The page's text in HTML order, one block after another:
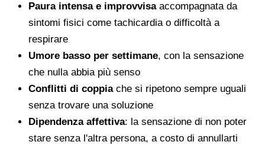
Paura intensa e improvvisaaccompagnata da
sintomi fisici come tachicardia o difficoltà a
respirare
Umore basso per settimane, con la sensazione
che nulla abbia più senso
Conflitti di coppiache si ripetono sempre uguali
senza trovare una soluzione
Dipendenza affettiva: la sensazione di non poter
stare senza l'altra persona, a costo di annullarti